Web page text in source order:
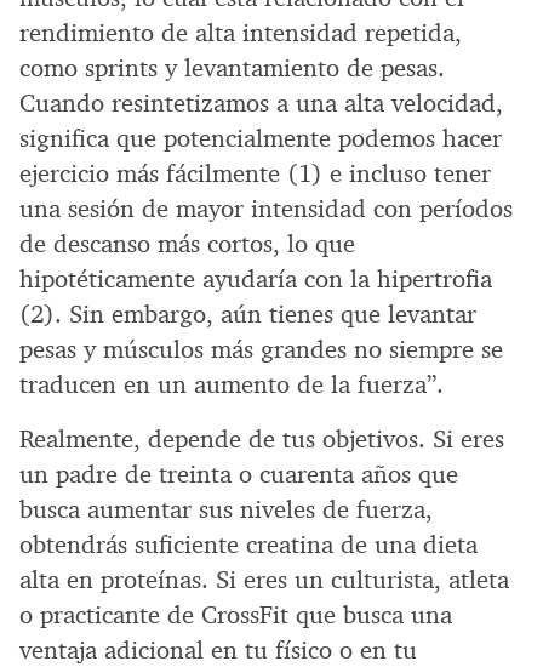
rendimiento de alta intensidad repetida,
como sprints y levantamiento de pesas.
Cuando resintetizamos a una alta velocidad,
significa que potencialmente podemos hacer
ejercicio más fácilmente (1) e incluso tener
una sesión de mayor intensidad con períodos
de descanso más cortos, lo que
hipotéticamente ayudaría con la hipertrofia
(2). Sin embargo, aún tienes que levantar
pesas y músculos más grandes no siempre se
traducen en un aumento de la fuerza”.
Realmente, depende de tus objetivos. Si eres
un padre de treinta o cuarenta años que
busca aumentar sus niveles de fuerza,
obtendrás suficiente creatina de una dieta
alta en proteínas. Si eres un culturista, atleta
o practicante de CrossFit que busca una
ventaja adicional en tu físico o en tu